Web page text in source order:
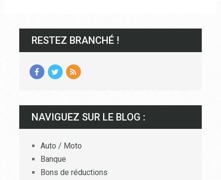
RESTEZ BRANCHÉ !
NAVIGUEZ SUR LE BLOG :
Auto / Moto
Banque
Bons de réductions